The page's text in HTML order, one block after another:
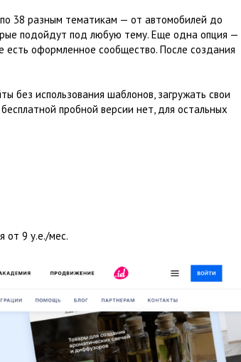
38 разным тематикам — от автомобилей до
подойдут под любую тему. Еще одна опция —
есть оформленное сообщество. После создания
без использования шаблонов, загружать свои
пробной версии нет, для остальных
от 9 у.е./мес.